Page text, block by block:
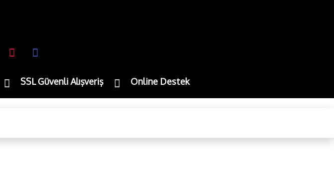
SSL Güvenli Alışveriş Online Destek